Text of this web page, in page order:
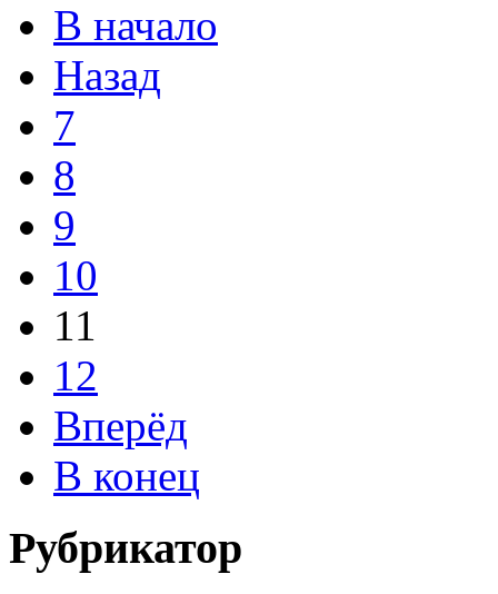
В начало
Назад
7
8
9
10
11
12
Вперёд
В конец
Рубрикатор